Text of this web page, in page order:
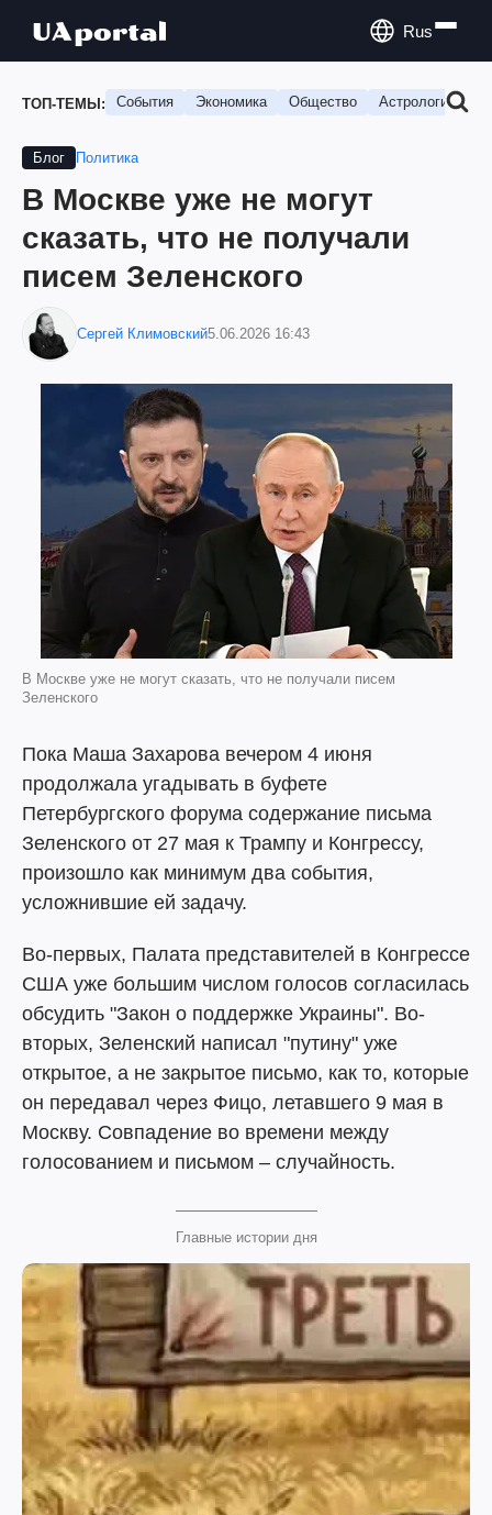
Rus
ТОП-ТЕМЫ: События Экономика Общество Астрология
Блог Политика
В Москве уже не могут
сказать, что не получали
писем Зеленского
Сергей Климовский5.06.2026 16:43
В Москве уже не могут сказать, что не получали писем
Зеленского
Пока Маша Захарова вечером 4 июня
продолжала угадывать в буфете
Петербургского форума содержание письма
Зеленского от 27 мая к Трампу и Конгрессу,
произошло как минимум два события,
усложнившие ей задачу.
Во-первых, Палата представителей в Конгрессе
США уже большим числом голосов согласилась
обсудить "Закон о поддержке Украины". Во-
вторых, Зеленский написал "путину" уже
открытое, а не закрытое письмо, как то, которые
он передавал через Фицо, летавшего 9 мая в
Москву. Совпадение во времени между
голосованием и письмом – случайность.
Главные истории дня